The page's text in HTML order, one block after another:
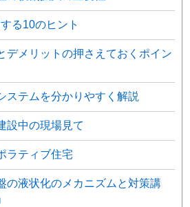
る10のヒント
デメリットの押さえておくポイン
ステムを分かりやすく解説
中の現場見て
ラティブ住宅
の液状化のメカニズムと対策講